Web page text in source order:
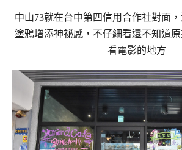
中山73就在台中第四信用合作社對面
塗鴉增添神祕感，不仔細看還不知道原
看電影的地方